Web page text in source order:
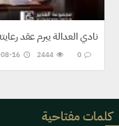
نادي العدالة يبرم عقد
كلمات مفتاحية